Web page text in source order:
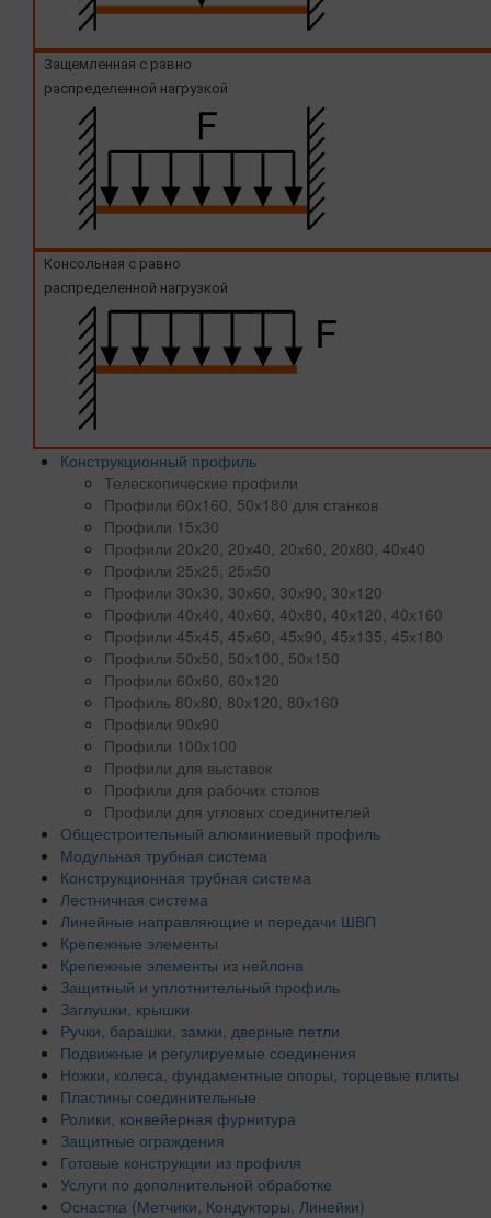
Защемленная с равно
распределенной нагрузкой
Консольная с равно
распределенной нагрузкой
Конструкционный профиль
Телескопические профили
Профили 60х160, 50х180 для станков
Профили 15х30
Профили 20х20, 20х40, 20х60, 20x80, 40х40
Профили 25х25, 25х50
Профили 30х30, 30х60, 30х90, 30х120
Профили 40х40, 40х60, 40х80, 40х120, 40х160
Профили 45х45, 45х60, 45х90, 45х135, 45х180
Профили 50х50, 50х100, 50х150
Профили 60х60, 60х120
Профиль 80х80, 80х120, 80х160
Профили 90х90
Профили 100х100
Профили для выставок
Профили для рабочих столов
Профили для угловых соединителей
Общестроительный алюминиевый профиль
Модульная трубная система
Конструкционная трубная система
Лестничная система
Линейные направляющие и передачи ШВП
Крепежные элементы
Крепежные элементы из нейлона
Защитный и уплотнительный профиль
Заглушки, крышки
Ручки, барашки, замки, дверные петли
Подвижные и регулируемые соединения
Ножки, колеса, фундаментные опоры, торцевые плиты
Пластины соединительные
Ролики, конвейерная фурнитура
Защитные ограждения
Готовые конструкции из профиля
Услуги по дополнительной обработке
Оснастка (Метчики, Кондукторы, Линейки)